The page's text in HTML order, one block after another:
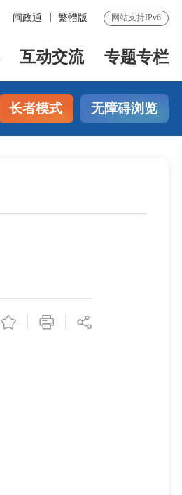
闽政通 繁體版 网站支持IPv6
互动交流 专题专栏
长者模式 无障碍浏览